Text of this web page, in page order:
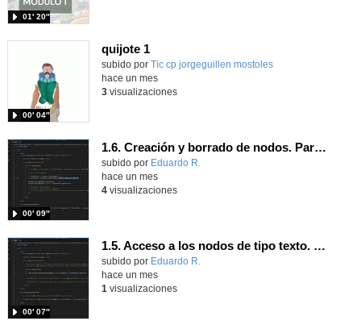
01′ 20″
quijote 1
subido por Tic cp jorgeguillen mostoles
00′ 04″
-
hace un mes
3visualizaciones
1.6. Creación y borrado de nodos. Parte 1.
Contenido educativo.
subido por Eduardo R.
00′ 09″
hace un mes
4visualizaciones
1.5. Acceso a los nodos de tipo texto. Parte 1.
Contenido educativo.
subido por Eduardo R.
00′ 07″
hace un mes
1 visualizaciones